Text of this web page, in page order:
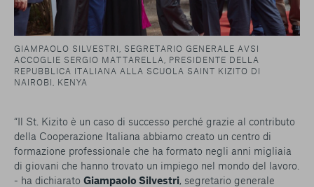
GIAMPAOLO SILVESTRI, SEGRETARIO GENERALE AVSI
ACCOGLIE SERGIO MATTARELLA, PRESIDENTE DELLA
REPUBBLICA ITALIANA ALLA SCUOLA SAINT KIZITO DI
NAIROBI, KENYA
“Il St. Kizito è un caso di successo perché grazie al contributo
della Cooperazione Italiana abbiamo creato un centro di
formazione professionale che ha formato negli anni migliaia
di giovani che hanno trovato un impiego nel mondo del lavoro.
- ha dichiarato Giampaolo Silvestri, segretario generale